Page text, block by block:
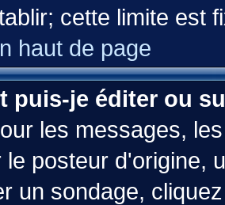
cette limite est
haut de page
puis-je éditer ou
les messages,
le posteur d'origine,
un sondage,